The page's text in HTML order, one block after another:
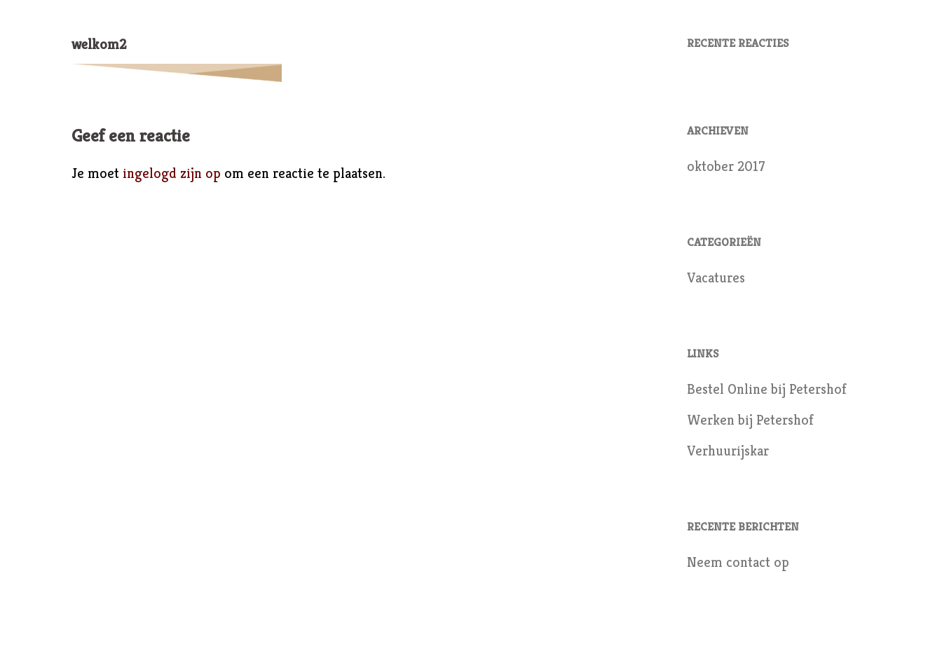
welkom2
Geef een reactie
Je moet ingelogd zijn op om een reactie te plaatsen.
RECENTE REACTIES
ARCHIEVEN
oktober 2017
CATEGORIEËN
Vacatures
LINKS
Bestel Online bij Petershof
Werken bij Petershof
Verhuurijskar
RECENTE BERICHTEN
Neem contact op